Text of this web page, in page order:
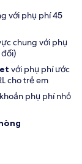
với phụ phí 45
chung với phụ
đổi)
với phụ phí ước
cho trẻ em
phụ phí nhỏ